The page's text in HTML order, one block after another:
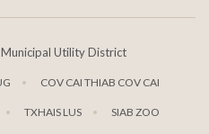
Utility District
COV CAI THIAB COV CAI
TXHAIS LUS SIAB ZOO